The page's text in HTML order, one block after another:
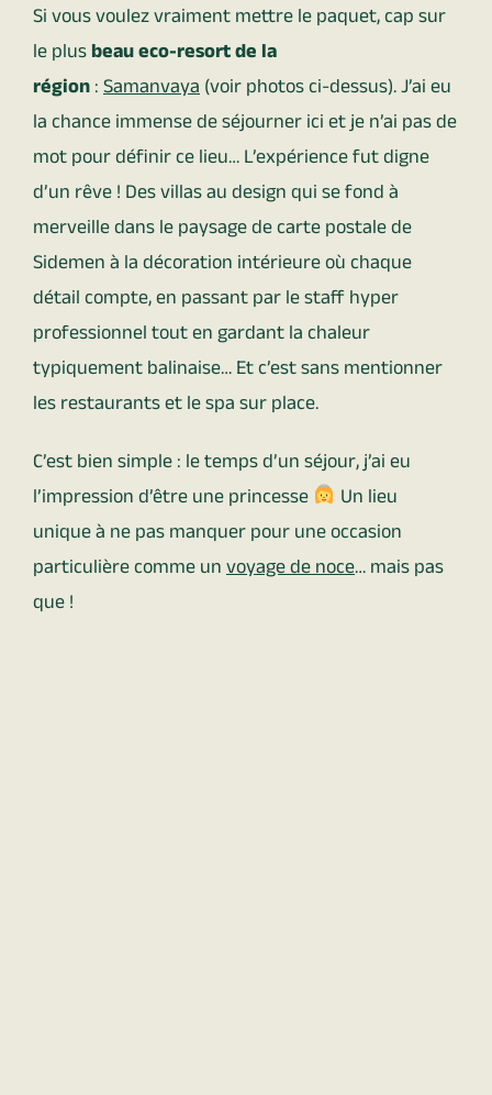
Si vous voulez vraiment mettre le paquet, cap sur
le plusbeau eco-resort de la
région:Samanvaya(voir photos ci-dessus). J’ai eu
la chance immense de séjourner ici et je n’ai pas de
mot pour définir ce lieu… L’expérience fut digne
d’un rêve ! Des villas au design qui se fond à
merveille dans le paysage de carte postale de
Sidemen à la décoration intérieure où chaque
détail compte, en passant par le staff hyper
professionnel tout en gardant la chaleur
typiquement balinaise… Et c’est sans mentionner
les restaurants et le spa sur place.
C’est bien simple : le temps d’un séjour, j’ai eu
l’impression d’être une princesse
Un lieu
unique à ne pas manquer pour une occasion
particulière comme unvoyage de noce… mais pas
que !